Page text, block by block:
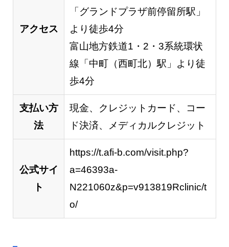
アクセス
「グランドプラザ前停留所駅」
より徒歩4分
富山地方鉄道1・2・3系統環状
線「中町（西町北）駅」より徒
歩4分
支払い方
法
現金、クレジットカード、コー
ド決済、メディカルクレジット
公式サイ
ト
https://t.afi-b.com/visit.php?
a=46393a-
N221060z&p=v913819Rclinic/t
o/